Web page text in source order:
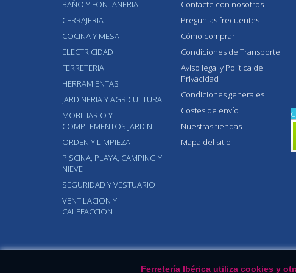
BAÑO Y FONTANERIA
CERRAJERIA
COCINA Y MESA
ELECTRICIDAD
FERRETERIA
HERRAMIENTAS
JARDINERIA Y AGRICULTURA
MOBILIARIO Y
COMPLEMENTOS JARDIN
ORDEN Y LIMPIEZA
PISCINA, PLAYA, CAMPING Y
NIEVE
SEGURIDAD Y VESTUARIO
VENTILACION Y
CALEFACCION
Contacte con nosotros
Preguntas frecuentes
Cómo comprar
Condiciones de Transporte
Aviso legal y Política de
Privacidad
Condiciones generales
Costes de envío
Nuestras tiendas
Mapa del sitio
Ferretería Ibérica utiliza cookies y